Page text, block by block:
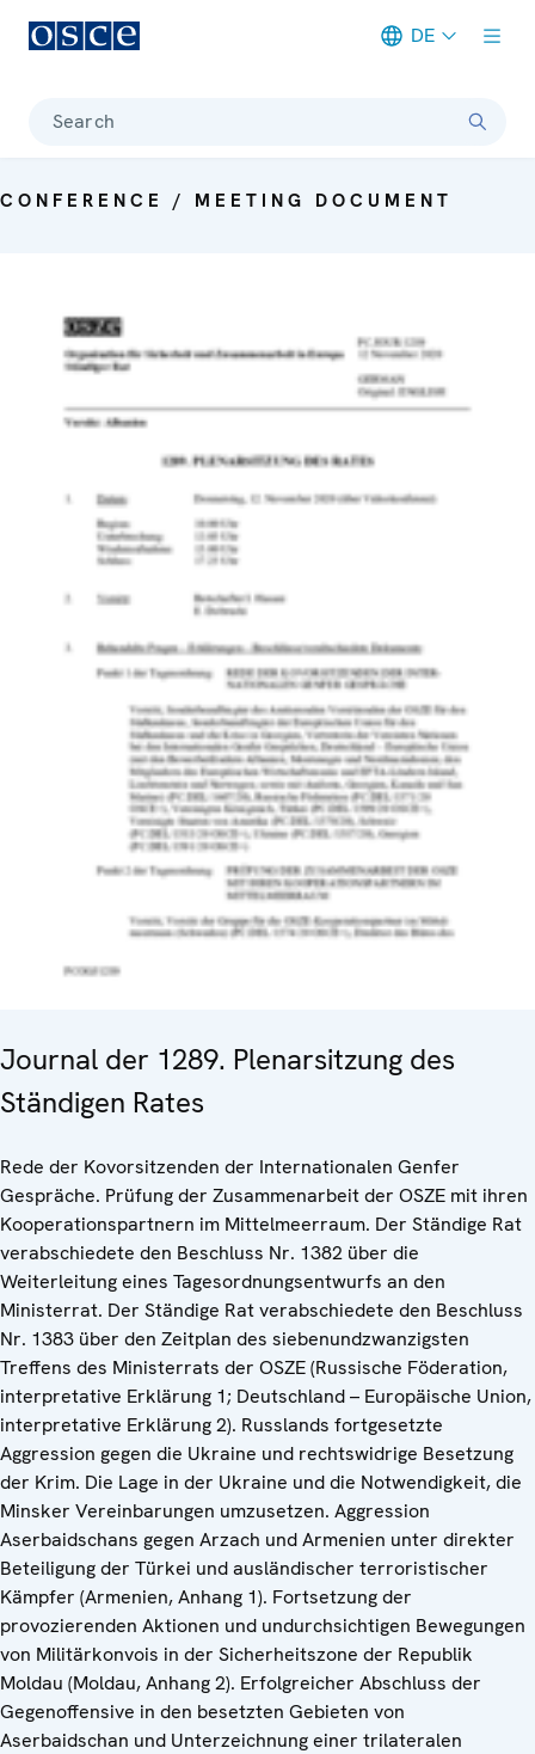
DE
Search
CONFERENCE / MEETING DOCUMENT
Journal der 1289. Plenarsitzung des
Ständigen Rates
Rede der Kovorsitzenden der Internationalen Genfer
Gespräche. Prüfung der Zusammenarbeit der OSZE mit ihren
Kooperationspartnern im Mittelmeerraum. Der Ständige Rat
verabschiedete den Beschluss Nr. 1382 über die
Weiterleitung eines Tagesordnungsentwurfs an den
Ministerrat. Der Ständige Rat verabschiedete den Beschluss
Nr. 1383 über den Zeitplan des siebenundzwanzigsten
Treffens des Ministerrats der OSZE (Russische Föderation,
interpretative Erklärung 1; Deutschland – Europäische Union,
interpretative Erklärung 2). Russlands fortgesetzte
Aggression gegen die Ukraine und rechtswidrige Besetzung
der Krim. Die Lage in der Ukraine und die Notwendigkeit, die
Minsker Vereinbarungen umzusetzen. Aggression
Aserbaidschans gegen Arzach und Armenien unter direkter
Beteiligung der Türkei und ausländischer terroristischer
Kämpfer (Armenien, Anhang 1). Fortsetzung der
provozierenden Aktionen und undurchsichtigen Bewegungen
von Militärkonvois in der Sicherheitszone der Republik
Moldau (Moldau, Anhang 2). Erfolgreicher Abschluss der
Gegenoffensive in den besetzten Gebieten von
Aserbaidschan und Unterzeichnung einer trilateralen